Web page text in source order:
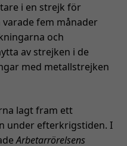
i en strejk för
fem månader
och
av strejken i de
med metallstrejken
lagt fram ett
under efterkrigstiden. I
Arbetarrörelsens